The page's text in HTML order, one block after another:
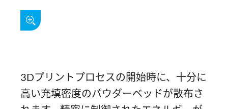
3Dプリントプロセスの開始時に、十分に
高い充填密度のパウダーベッドが散布さ